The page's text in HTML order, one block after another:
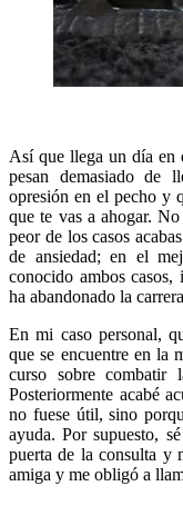
Así que llega un día en
pesan demasiado de
opresión en el pecho y
que te vas a ahogar.
peor de los casos
de ansiedad; en el
conocido ambos
ha abandonado la
En mi caso personal,
que se encuentre en la
curso sobre combatir
Posteriormente acabé
no fuese útil, sino
ayuda. Por supuesto,
puerta de la consulta y
amiga y me obligó a